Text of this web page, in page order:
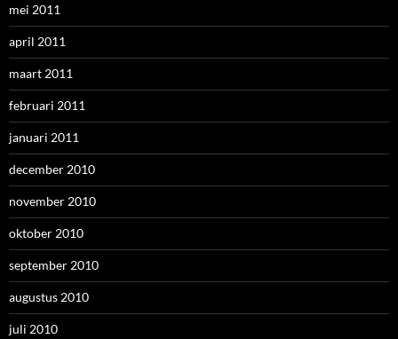
mei 2011
april 2011
maart 2011
februari 2011
januari 2011
december 2010
november 2010
oktober 2010
september 2010
augustus 2010
juli 2010